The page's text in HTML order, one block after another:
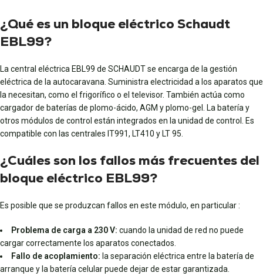
¿Qué es un bloque eléctrico Schaudt
EBL99?
La central eléctrica EBL99 de SCHAUDT se encarga de la gestión
eléctrica de la autocaravana. Suministra electricidad a los aparatos que
la necesitan, como el frigorífico o el televisor. También actúa como
cargador de baterías de plomo-ácido, AGM y plomo-gel. La batería y
otros módulos de control están integrados en la unidad de control. Es
compatible con las centrales IT991, LT410 y LT 95.
¿Cuáles son los fallos más frecuentes del
bloque eléctrico EBL99?
Es posible que se produzcan fallos en este módulo, en particular :
Problema de carga a 230 V: cuando la unidad de red no puede
cargar correctamente los aparatos conectados.
Fallo de acoplamiento: la separación eléctrica entre la batería de
arranque y la batería celular puede dejar de estar garantizada.